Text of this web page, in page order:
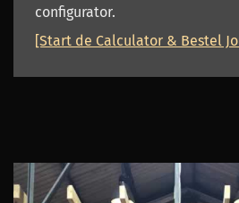
configurator.
[Start de Calculator & Bestel